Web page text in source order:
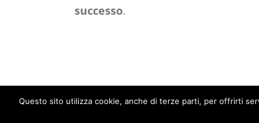
successo.
Questo sito utilizza cookie, anche di terze parti, per offrirti